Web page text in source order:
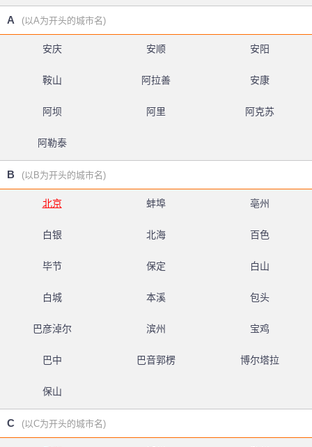
A (以A为开头的城市名)
安庆 安顺 安阳
鞍山 阿拉善 安康
阿坝 阿里 阿克苏
阿勒泰
B (以B为开头的城市名)
北京 蚌埠 亳州
白银 北海 百色
毕节 保定 白山
白城 本溪 包头
巴彦淖尔 滨州 宝鸡
巴中 巴音郭楞 博尔塔拉
保山
C (以C为开头的城市名)